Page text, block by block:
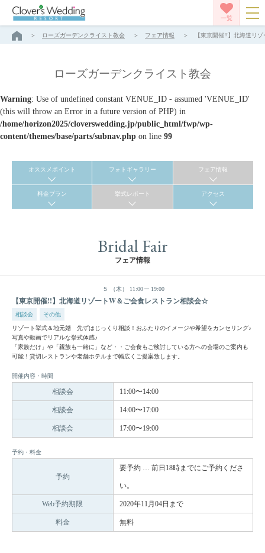
一覧
ローズガーデンクライスト教会 フェア情報 【東京開催!!】北海道リ
ローズガーデンクライスト教会
Warning: Use of undefined constant VENUE_ID - assumed 'VENUE_ID'
(this will throw an Error in a future version of PHP) in
/home/horizon2025/cloverswedding.jp/public_html/fwp/wp-
content/themes/base/parts/subnav.php on line 99
オススメポイント フォトギャラリー フェア情報
料金プラン 挙式レポート アクセス
Bridal Fair
フェア情報
５ （木） 11:00 19:00
【東京開催!!】北海道リゾートW＆ご会食レストラン相談会☆
相談会 その他
リゾート挙式＆地元婚 先ずはじっくり相談！おふたりのイメージや希望をカンセリング♪
写真や動画でリアルな挙式体感♪
「家族だけ」や「親族も一緒に」など・・ご会食もご検討している方への会場のご案内も
可能！貸切レストランや老舗ホテルまで幅広くご提案致します。
開催内容・時間
相談会 11:00〜14:00
相談会 14:00〜17:00
相談会 17:00〜19:00
予約・料金
予約
要予約 … 前日18時までにご予約くださ
い。
Web予約期限 2020年11月04日まで
料金 無料